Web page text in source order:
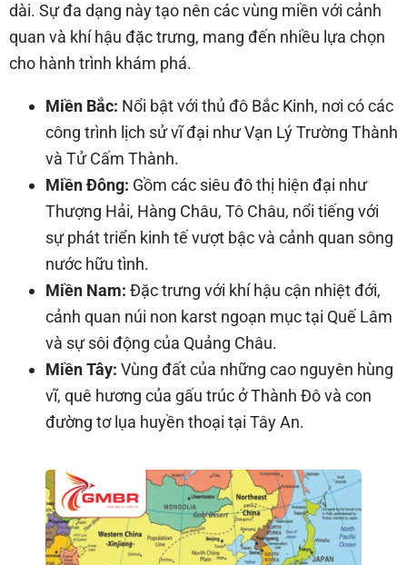
dài. Sự đa dạng này tạo nên các vùng miền với cảnh
quan và khí hậu đặc trưng, mang đến nhiều lựa chọn
cho hành trình khám phá.
Miền Bắc: Nổi bật với thủ đô Bắc Kinh, nơi có các
công trình lịch sử vĩ đại như Vạn Lý Trường Thành
và Tử Cấm Thành.
Miền Đông: Gồm các siêu đô thị hiện đại như
Thượng Hải, Hàng Châu, Tô Châu, nổi tiếng với
sự phát triển kinh tế vượt bậc và cảnh quan sông
nước hữu tình.
Miền Nam: Đặc trưng với khí hậu cận nhiệt đới,
cảnh quan núi non karst ngoạn mục tại Quế Lâm
và sự sôi động của Quảng Châu.
Miền Tây: Vùng đất của những cao nguyên hùng
vĩ, quê hương của gấu trúc ở Thành Đô và con
đường tơ lụa huyền thoại tại Tây An.